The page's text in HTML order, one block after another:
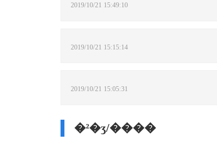
2019/10/21 15:49:10
2019/10/21 15:15:14
2019/10/21 15:05:31
�²�ʒ/����